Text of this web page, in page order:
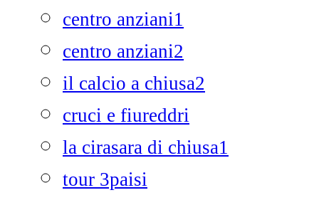
centro anziani1
centro anziani2
il calcio a chiusa2
cruci e fiureddri
la cirasara di chiusa1
tour 3paisi